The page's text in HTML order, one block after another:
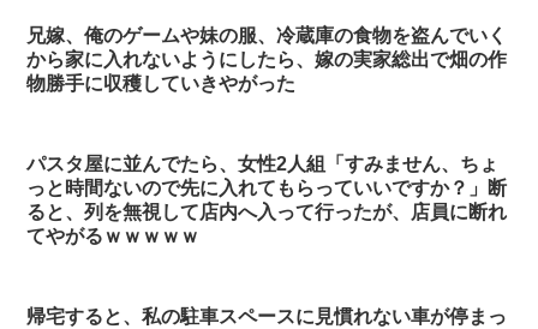
兄嫁、俺のゲームや妹の服、冷蔵庫の食物を盗んでいく
から家に入れないようにしたら、嫁の実家総出で畑の作
物勝手に収穫していきやがった
パスタ屋に並んでたら、女性2人組「すみません、ちょ
っと時間ないので先に入れてもらっていいですか？」断
ると、列を無視して店内へ入って行ったが、店員に断れ
てやがるｗｗｗｗｗ
帰宅すると、私の駐車スペースに見慣れない車が停まっ